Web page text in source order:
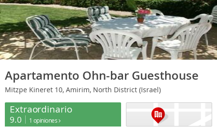
Apartamento Ohn-bar Guesthouse
Mitzpe Kineret 10, Amirim, North District (Israel)
Extraordinario
9.0 1 opiniones